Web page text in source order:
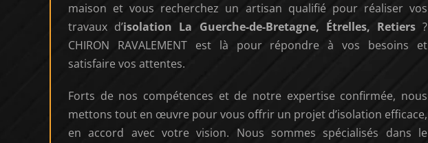
maison et vous recherchez un artisan qualifié pour réaliser vos
travaux d’isolation La Guerche-de-Bretagne, Étrelles, Retiers?
CHIRON RAVALEMENT est là pour répondre à vos besoins et
satisfaire vos attentes.
Forts de nos compétences et de notre expertise confirmée, nous
mettons tout en œuvre pour vous offrir un projet d’isolation efficace,
en accord avec votre vision. Nous sommes spécialisés dans le